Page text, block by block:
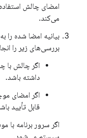
امضای چالش
می‌کند.
بیانیه امضا شده را
بررسی‌های زیر را
اگر چالش با
داشته باشد.
اگر امضای
قابل تأیید
اگر سرور برنامه با